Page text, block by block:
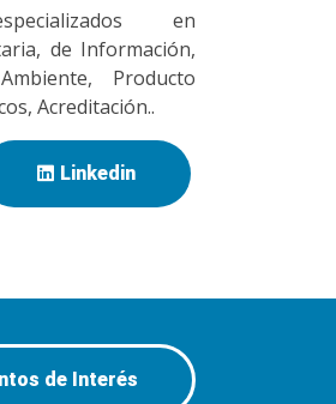
en
de Información,
Producto
Acreditación..
Linkedin
de Interés